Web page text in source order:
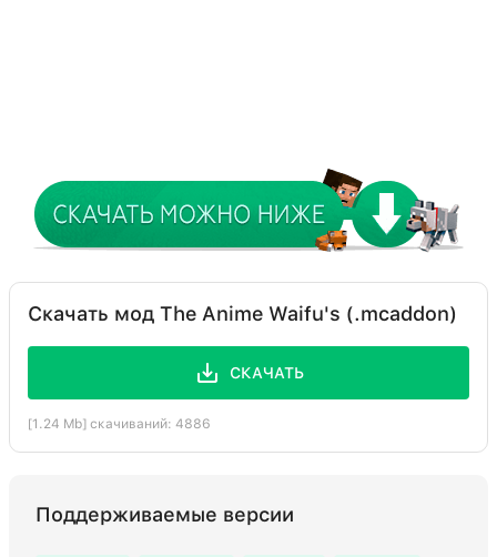
Скачать мод The Anime Waifu's (.mcaddon)
СКАЧАТЬ
[1.24 Mb] скачиваний: 4886
Поддерживаемые версии